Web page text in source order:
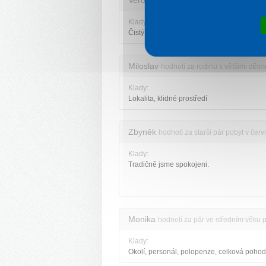
Klady:
Čistý a uklízení apartmán, klidná lokalita
Miloslav hodnotí za rodinu s většími
Klady:
Lokalita, klidné prostředí
Zbyněk hodnotí za starší pár pobyt v
Klady:
Tradičně jsme spokojeni.
Monika hodnotí za pár ve středním věku
Klady:
Okolí, personál, polopenze, celková